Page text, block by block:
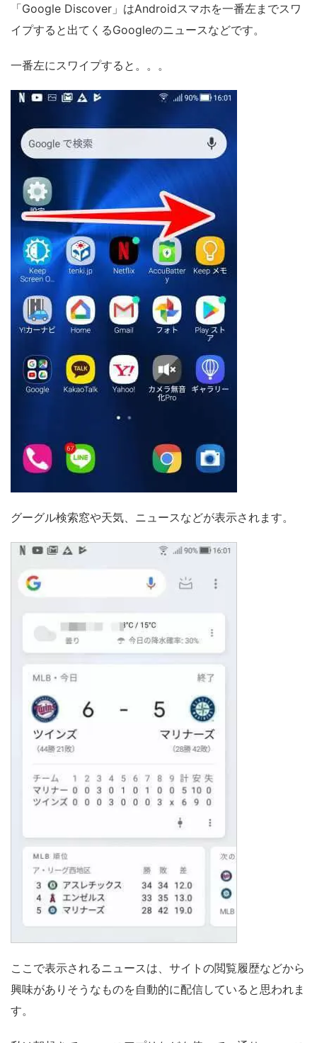
「Google Discover」はAndroidスマホを一番左までスワ
イプすると出てくるGoogleのニュースなどです。
一番左にスワイプすると。。。
グーグル検索窓や天気、ニュースなどが表示されます。
ここで表示されるニュースは、サイトの閲覧履歴などから
興味がありそうなものを自動的に配信していると思われま
す。